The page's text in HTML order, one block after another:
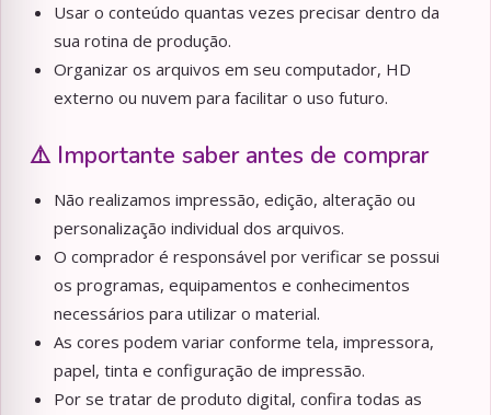
Usar o conteúdo quantas vezes precisar dentro da
sua rotina de produção.
Organizar os arquivos em seu computador, HD
externo ou nuvem para facilitar o uso futuro.
⚠️ Importante saber antes de comprar
Não realizamos impressão, edição, alteração ou
personalização individual dos arquivos.
O comprador é responsável por verificar se possui
os programas, equipamentos e conhecimentos
necessários para utilizar o material.
As cores podem variar conforme tela, impressora,
papel, tinta e configuração de impressão.
Por se tratar de produto digital, confira todas as